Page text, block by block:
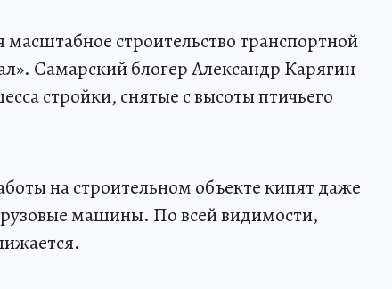
строительство транспортной
Самарский блогер Александр Карягин
стройки, снятые с высоты птичьего
на строительном объекте кипят даже
машины. По всей видимости,